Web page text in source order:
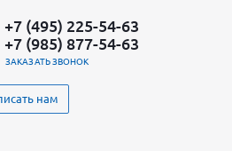
+7 (495) 225-54-63
+7 (985) 877-54-63
ЗАКАЗАТЬ ЗВОНОК
нам